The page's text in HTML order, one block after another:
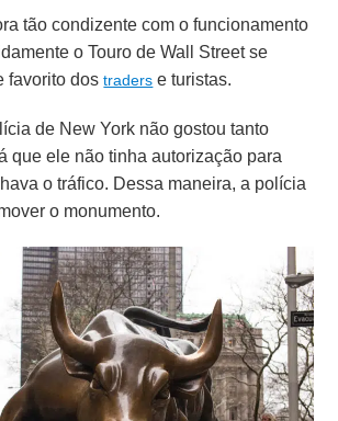
tão condizente com o funcionamento
o Touro de Wall Street se
favorito dostraders e turistas.
de New York não gostou tanto
que ele não tinha autorização para
o tráfico. Dessa maneira, a polícia
o monumento.